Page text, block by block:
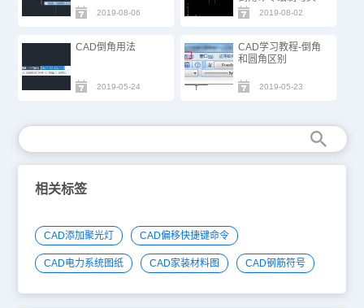
2019-08-06 2019-08-02
CAD倒角用法
2019-05-24
CAD学习教程-倒角
和圆角区别
2019-05-23
相关标签
CAD添加聚光灯 CAD偏移快捷键命令
CAD电力系统图纸 CAD家装材料图 CAD钢筋符号